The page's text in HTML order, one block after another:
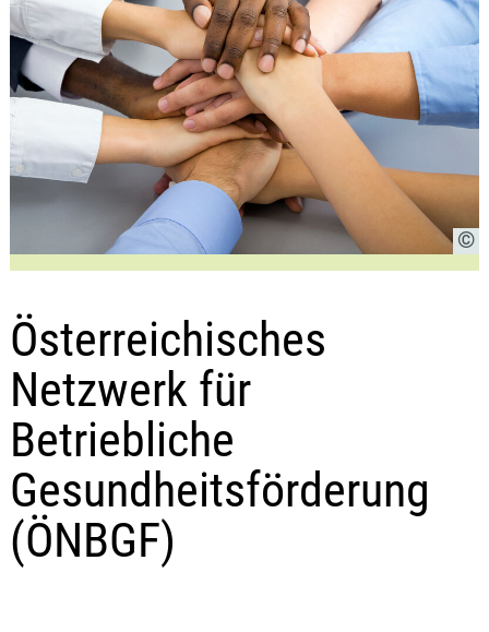
Österreichisches
Netzwerk für
Betriebliche
Gesundheits­förderung
(ÖNBGF)